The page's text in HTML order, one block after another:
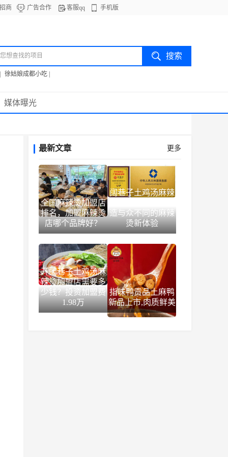
商 广告合作 客服qq 手机版
徐姑娘成都小吃
媒体曝光
更多
最新文章
全国麻辣烫加盟店
排名，加盟麻辣烫
店哪个品牌好？
阔巷子土鸡汤麻辣
造与众不同的麻辣
烫新体验
开阔巷子土鸡汤麻
辣烫加盟店需要多
少钱？投资加盟费
1.98万
指味鸭贡品土麻鸭
新品上市,肉质鲜美